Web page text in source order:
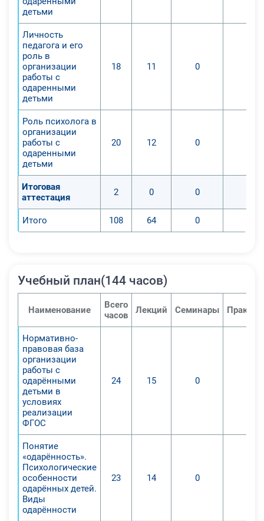
детьми
Личность
педагога и его
роль в
организации
работы с
одаренными
детьми
18 11 0
Роль психолога в
организации
работы с
одаренными
детьми
20 12 0
Итоговая
аттестация
2 0 0
Итого 108 64 0
Учебный план(144 часов)
Наименование
Всего
часов
Лекций Семинары
Нормативно-
правовая база
организации
работы с
одарёнными
детьми в
условиях
реализации
ФГОС
24 15 0
Понятие
«одарённость».
Психологические
особенности
одарённых детей.
Виды
одарённости
23 14 0